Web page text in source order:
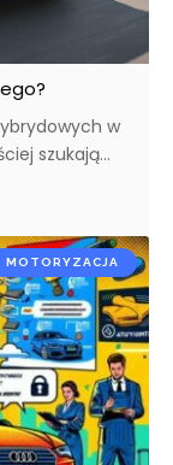
w
szukają…
MOTORYZACJA